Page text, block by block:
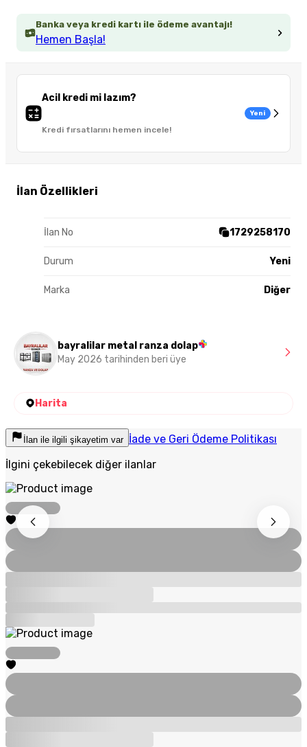
Banka veya kredi kartı ile ödeme avantajı!
Hemen Başla!
Acil kredi mi lazım?
Kredi fırsatlarını hemen incele!
Yeni
İlan Özellikleri
İlan No 1729258170
Durum Yeni
Marka Diğer
bayralilar metal ranza dolap
May 2026 tarihinden beri üye
Harita
İlan ile ilgili şikayetim var İade ve Geri Ödeme Politikası
İlgini çekebilecek diğer ilanlar